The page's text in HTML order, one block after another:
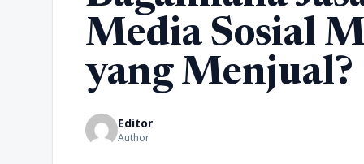
Media Sosial
yang Menjual?
Editor
Author